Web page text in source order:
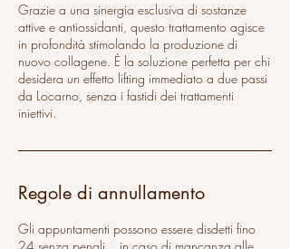
Grazie a una sinergia esclusiva di sostanze
attive e antiossidanti, questo trattamento agisce
in profondità stimolando la produzione di
nuovo collagene. È la soluzione perfetta per chi
desidera un effetto lifting immediato a due passi
da Locarno, senza i fastidi dei trattamenti
iniettivi.
Regole di annullamento
Gli appuntamenti possono essere disdetti fino